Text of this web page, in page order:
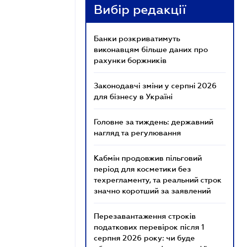
Вибір редакції
Банки розкриватимуть
виконавцям більше даних про
рахунки боржників
Законодавчі зміни у серпні 2026
для бізнесу в Україні
Головне за тиждень: державний
нагляд та регулювання
Кабмін продовжив пільговий
період для косметики без
техрегламенту, та реальний строк
значно коротший за заявлений
Перезавантаження строків
податкових перевірок після 1
серпня 2026 року: чи буде